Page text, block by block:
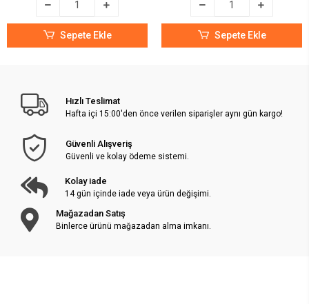
Sepete Ekle Sepete Ekle
Hızlı Teslimat
Hafta içi 15:00'den önce verilen siparişler aynı gün kargo!
Güvenli Alışveriş
Güvenli ve kolay ödeme sistemi.
Kolay iade
14 gün içinde iade veya ürün değişimi.
Mağazadan Satış
Binlerce ürünü mağazadan alma imkanı.